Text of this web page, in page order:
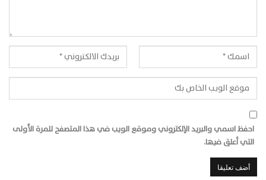
احفظ اسمي والبريد الإلكتروني وموقع الويب في هذا المتصفح للمرة الأولى
التي أعلق فيها.